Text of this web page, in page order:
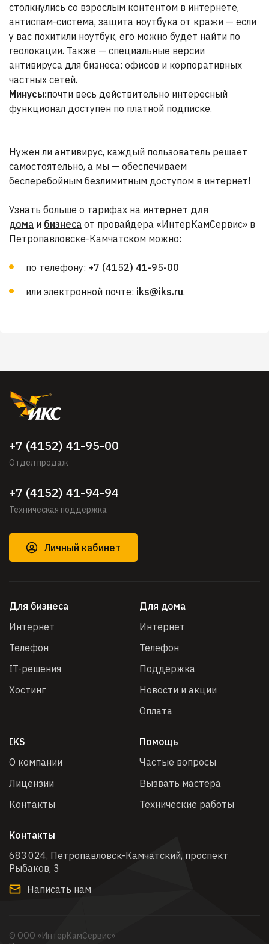
столкнулись со взрослым контентом в интернете,
антиспам-система, защита ноутбука от кражи — если
у вас похитили ноутбук, его можно будет найти по
геолокации. Также — специальные версии
антивируса для бизнеса: офисов и корпоративных
частных сетей.
Минусы:почти весь действительно интересный
функционал доступен по платной подписке.
Нужен ли антивирус, каждый пользователь решает
самостоятельно, а мы — обеспечиваем
бесперебойным безлимитным доступом в интернет!
Узнать больше о тарифах на интернет для
дома и бизнеса от провайдера «ИнтерКамСервис» в
Петропавловске-Камчатском можно:
по телефону: +7 (4152) 41-95-00
или электронной почте: iks@iks.ru.
+7 (4152) 41-95-00
Отдел продаж
+7 (4152) 41-94-94
Техническая поддержка
Личный кабинет
Для бизнеса
Интернет
Телефон
IT-решения
Хостинг
Для дома
Интернет
Телефон
Поддержка
Новости и акции
Оплата
IKS
О компании
Лицензии
Контакты
Помощь
Частые вопросы
Вызвать мастера
Технические работы
Контакты
683 024, Петропавловск-Камчатский, проспект
Рыбаков, 3​
Написать нам
© ООО «ИнтерКамСервис»